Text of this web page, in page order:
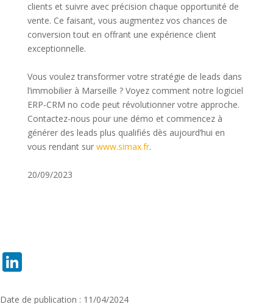
clients et suivre avec précision chaque opportunité de
vente. Ce faisant, vous augmentez vos chances de
conversion tout en offrant une expérience client
exceptionnelle.
Vous voulez transformer votre stratégie de leads dans
l’immobilier à Marseille ? Voyez comment notre logiciel
ERP-CRM no code peut révolutionner votre approche.
Contactez-nous pour une démo et commencez à
générer des leads plus qualifiés dès aujourd’hui en
vous rendant sur www.simax.fr.
20/09/2023
Date de publication : 11/04/2024